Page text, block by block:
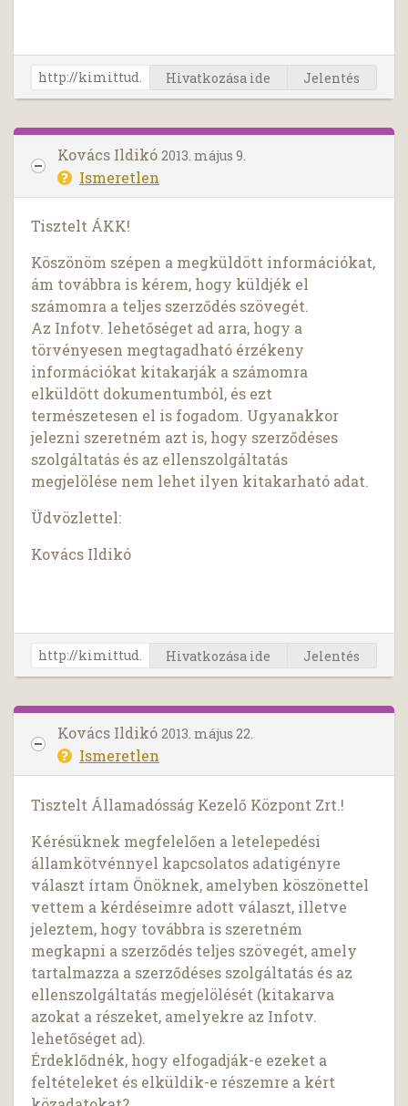
Hivatkozása ide Jelentés
Kovács Ildikó 2013. május 9.
Ismeretlen
Tisztelt ÁKK!
Köszönöm szépen a megküldött információkat,
ám továbbra is kérem, hogy küldjék el
számomra a teljes szerződés szövegét.
Az Infotv. lehetőséget ad arra, hogy a
törvényesen megtagadható érzékeny
információkat kitakarják a számomra
elküldött dokumentumból, és ezt
természetesen el is fogadom. Ugyanakkor
jelezni szeretném azt is, hogy szerződéses
szolgáltatás és az ellenszolgáltatás
megjelölése nem lehet ilyen kitakarható adat.
Üdvözlettel:
Kovács Ildikó
Hivatkozása ide Jelentés
Kovács Ildikó 2013. május 22.
Ismeretlen
Tisztelt Államadósság Kezelő Központ Zrt.!
Kérésüknek megfelelően a letelepedési
államkötvénnyel kapcsolatos adatigényre
választ írtam Önöknek, amelyben köszönettel
vettem a kérdéseimre adott választ, illetve
jeleztem, hogy továbbra is szeretném
megkapni a szerződés teljes szövegét, amely
tartalmazza a szerződéses szolgáltatás és az
ellenszolgáltatás megjelölését (kitakarva
azokat a részeket, amelyekre az Infotv.
lehetőséget ad).
Érdeklődnék, hogy elfogadják-e ezeket a
feltételeket és elküldik-e részemre a kért